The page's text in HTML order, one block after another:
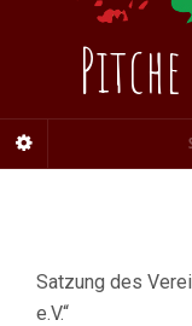
Satzung des
e.V.“